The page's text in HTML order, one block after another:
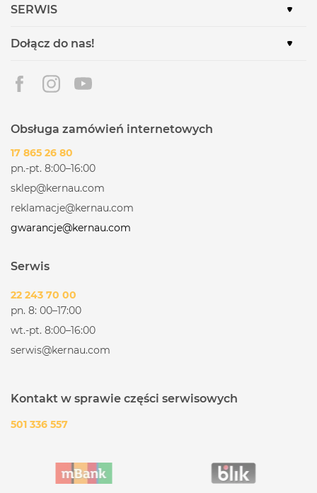
SERWIS
Dołącz do nas!
Obsługa zamówień internetowych
17 865 26 80
pn.-pt. 8:00–16:00
sklep@kernau.com
reklamacje@kernau.com
gwarancje@kernau.com
Serwis
22 243 70 00
pn. 8: 00–17:00
wt.-pt. 8:00–16:00
serwis@kernau.com
Kontakt w sprawie części serwisowych
501 336 557